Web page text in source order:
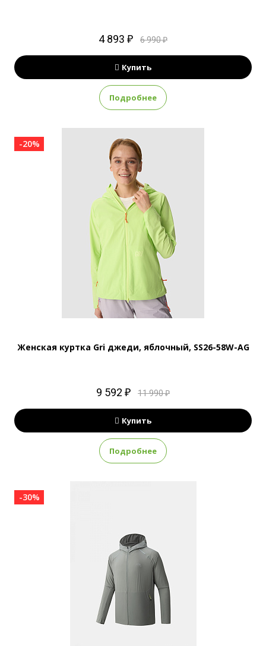
4 893 ₽ 6 990 ₽
Купить
Подробнее
-20%
Женская куртка Gri джеди, яблочный, SS26-58W-AG
9 592 ₽ 11 990 ₽
Купить
Подробнее
-30%